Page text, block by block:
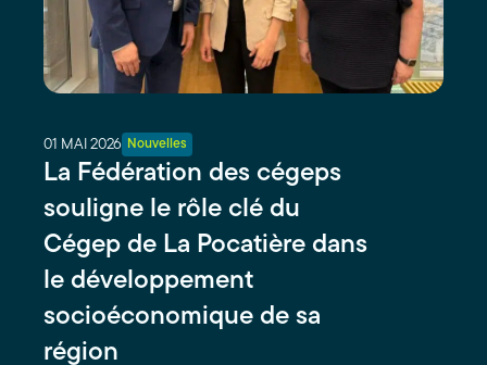
01 MAI 2026 Nouvelles
La Fédération des cégeps
souligne le rôle clé du
Cégep de La Pocatière dans
le développement
socioéconomique de sa
région